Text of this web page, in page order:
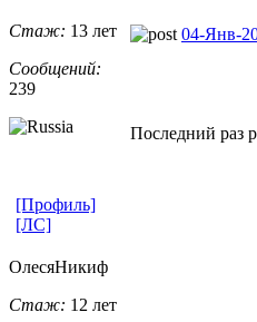
Стаж: 13 лет
Сообщений:
239
04-Янв-
Последний раз
[Профиль]
[ЛС]
ОлесяНикиф
Стаж: 12 лет